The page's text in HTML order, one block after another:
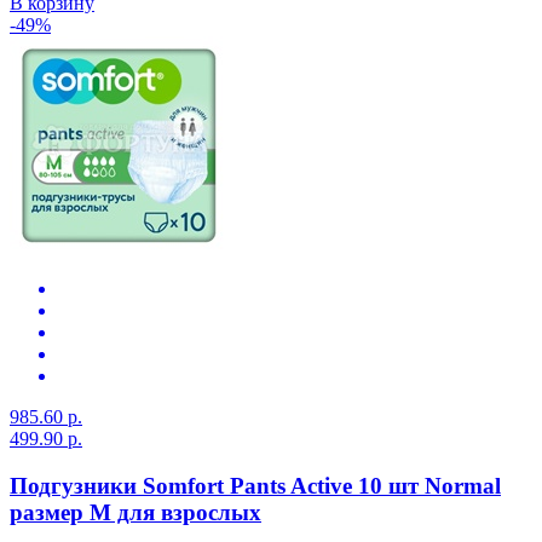
-49%
985.60 р.
499.90 р.
Подгузники Somfort Pants Active 10 шт Normal
размер М для взрослых